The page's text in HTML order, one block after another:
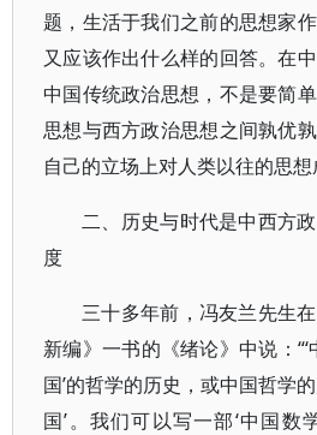
题，生活于我们之前的思想家
又应该作出什么样的回答。在
中国传统政治思想，不是要简
思想与西方政治思想之间孰优
自己的立场上对人类以往的思想
二、历史与时代是中西方
度
三十多年前，冯友兰先生
新编》一书的《绪论》中说：“‘
国’的哲学的历史，或中国哲学
国’。我们可以写一部‘中国数